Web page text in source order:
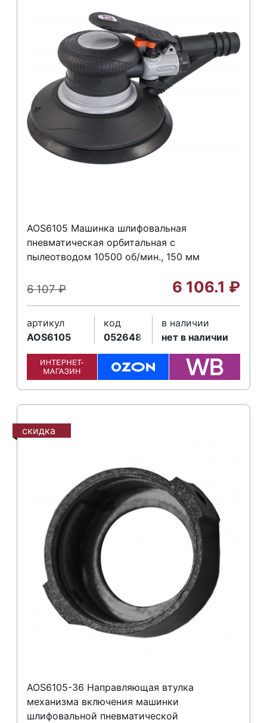
AOS6105 Машинка шлифовальная
пневматическая орбитальная с
пылеотводом 10500 об/мин., 150 мм
6 107₽ 6 106.1 ₽
артикул
AOS6105
код
052648
в наличии
нет в наличии
скидка
AOS6105-36 Направляющая втулка
механизма включения машинки
шлифовальной пневматической